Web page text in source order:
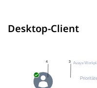
Desktop-Client